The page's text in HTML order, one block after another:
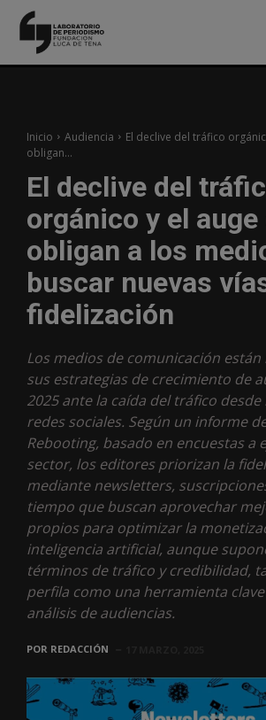
Inicio Audiencia
El declive del tráfico
obligan...
El declive del
orgánico y el auge
obligan a los
buscar nuevas
fidelización
Los medios de comunicación
sus estrategias de crecimiento de
2025 ante la caída del tráfico
redes sociales. Según un informe
Rebooting, basado en encuestas a
sector, los editores priorizan la
mediante newsletters,
tiempo que buscan aprovechar
propios para optimizar la
inteligencia artificial, aunque
términos de tráfico y credibilidad,
perfila como una herramienta
análisis de audiencias.
POR REDACCIÓN